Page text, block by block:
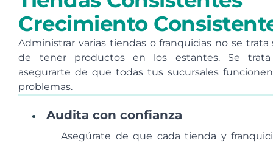
Crecimiento
Administrar varias tiendas o franquicias no se trata
de tener productos en los estantes. Se
asegurarte de que todas tus sucursales
problemas.
Audita con confianza
Asegúrate de que cada tienda y